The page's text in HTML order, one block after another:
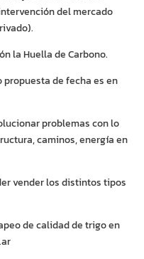
del mercado
la Huella de Carbono.
propuesta de fecha es en
problemas con lo
caminos, energía en
vender los distintos tipos
de calidad de trigo en